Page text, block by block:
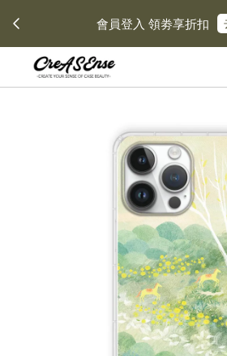
會員登入 領劵享折扣